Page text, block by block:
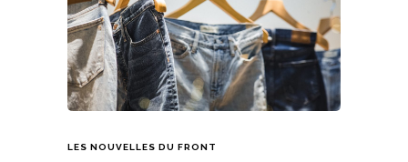
LES NOUVELLES DU FRONT